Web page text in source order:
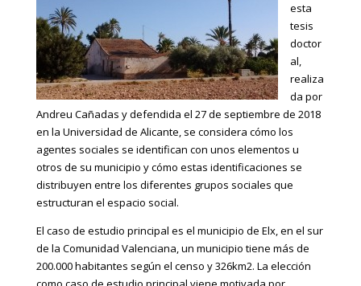
esta
tesis
doctor
al,
realiza
da por
Andreu Cañadas y defendida el 27 de septiembre de 2018
en la Universidad de Alicante, se considera cómo los
agentes sociales se identifican con unos elementos u
otros de su municipio y cómo estas identificaciones se
distribuyen entre los diferentes grupos sociales que
estructuran el espacio social.
El caso de estudio principal es el municipio de Elx, en el sur
de la Comunidad Valenciana, un municipio tiene más de
200.000 habitantes según el censo y 326km2. La elección